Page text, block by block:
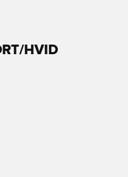
HVID